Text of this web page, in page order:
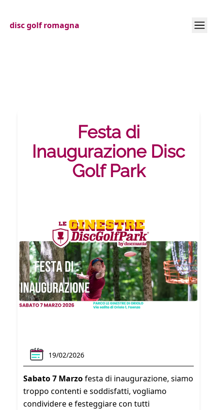
disc golf romagna
Festa di
Inaugurazione Disc
Golf Park
19/02/2026
Sabato 7 Marzofesta di inaugurazione, siamo
troppo contenti e soddisfatti, vogliamo
condividere e festeggiare con tutti